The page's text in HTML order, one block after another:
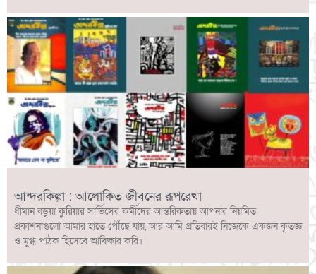
আন্দরকিল্লা : আলোকিত জীবনের রূপরেখা
ধীমান বড়ুয়া কুরিয়ার সার্ভিসের কর্মীদের আন্তরিকতায় আপনার নিয়মিত
প্রকাশনাগুলো আমার হাতে পৌঁছে যায়, আর আমি প্রতিবারই নিজেকে একজন কৃতজ্ঞ
ও মুগ্ধ পাঠক হিসেবে আবিষ্কার করি।